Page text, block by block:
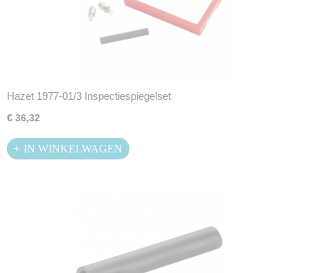
Hazet 1977-01/3 Inspectiespiegelset
€ 36,32
IN WINKELWAGEN